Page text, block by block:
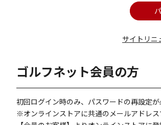
サイトリ
ゴルフネット会員の方
初回ログイン時のみ、パスワードの再設定が
※オンラインストアに共通のメールアドレ